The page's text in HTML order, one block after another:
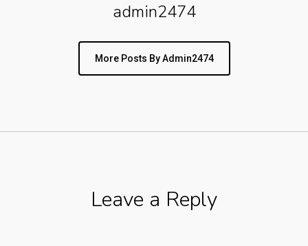
admin2474
More Posts By Admin2474
Leave a Reply